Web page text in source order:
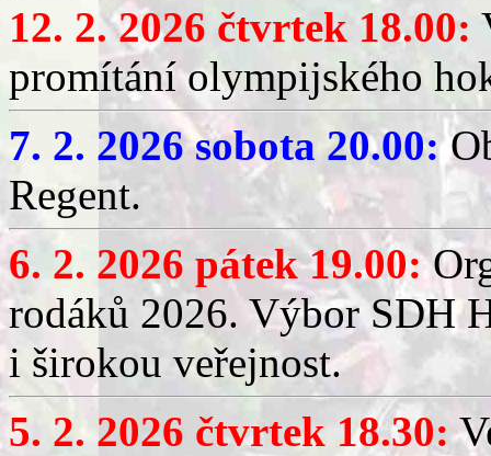
12. 2. 2026 čtvrtek 18.00:
promítání olympijského
7. 2. 2026 sobota 20.00:
Regent.
6. 2. 2026 pátek 19.00:
rodáků 2026. Výbor SDH
i širokou veřejnost.
5. 2. 2026 čtvrtek 18.30: